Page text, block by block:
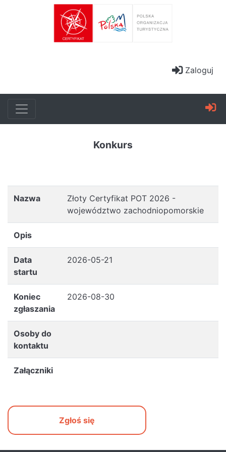
Zaloguj
Konkurs
Nazwa
Złoty Certyfikat POT 2026 -
województwo zachodniopomorskie
Opis
Data
startu
2026-05-21
Koniec
zgłaszania
2026-08-30
Osoby do
kontaktu
Załączniki
Zgłoś się